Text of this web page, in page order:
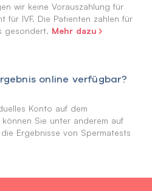
wir keine Vorauszahlung für
für IVF. Die Patienten zahlen für
gesondert. Mehr dazu
online verfügbar?
Konto auf dem
Sie unter anderem auf
Ergebnisse von Spermatests